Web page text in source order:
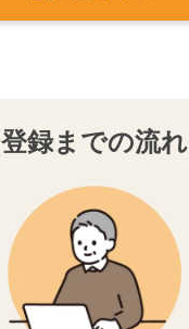
登録までの流れ